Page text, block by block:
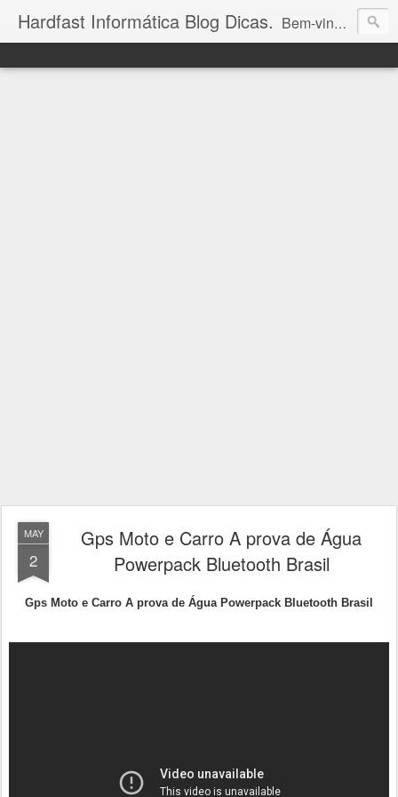
Hardfast Informática Blog Dicas. Bem-vindo ao Hardfast Informática Blog Dicas! Aqui você encontra as últimas novidades e valiosas dicas sobre eletrônicos, mundo geek, bolsa de valores e informática. Descubra um universo de conhecimento tecnológico e acompanhe-nos para estar sempre à frente nas áreas que você ama!
MAY
2
Gps Moto e Carro A prova de Água
Powerpack Bluetooth Brasil
Gps Moto e Carro A prova de Água Powerpack Bluetooth Brasil